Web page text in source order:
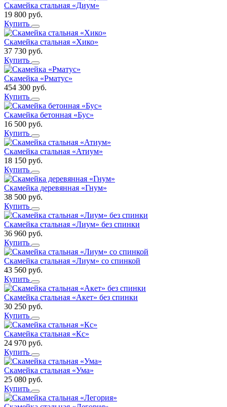
Скамейка стальная «Диум»
19 800 руб.
Купить
Скамейка стальная «Хико»
37 730 руб.
Купить
Скамейка «Рматус»
454 300 руб.
Купить
Скамейка бетонная «Бус»
16 500 руб.
Купить
Скамейка стальная «Атиум»
18 150 руб.
Купить
Скамейка деревянная «Гнум»
38 500 руб.
Купить
Скамейка стальная «Лиум» без спинки
36 960 руб.
Купить
Скамейка стальная «Лиум» со спинкой
43 560 руб.
Купить
Скамейка стальная «Акет» без спинки
30 250 руб.
Купить
Скамейка стальная «Кс»
24 970 руб.
Купить
Скамейка стальная «Ума»
25 080 руб.
Купить